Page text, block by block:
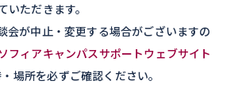
いただきます。
会が中止・変更する場合がございますの
フィアキャンパスサポートウェブサイト
場所を必ずご確認ください。